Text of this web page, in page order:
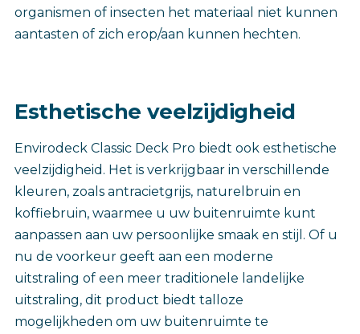
organismen of insecten het materiaal niet kunnen
aantasten of zich erop/aan kunnen hechten.
Esthetische veelzijdigheid
Envirodeck Classic Deck Pro biedt ook esthetische
veelzijdigheid. Het is verkrijgbaar in verschillende
kleuren, zoals antracietgrijs, naturelbruin en
koffiebruin, waarmee u uw buitenruimte kunt
aanpassen aan uw persoonlijke smaak en stijl. Of u
nu de voorkeur geeft aan een moderne
uitstraling of een meer traditionele landelijke
uitstraling, dit product biedt talloze
mogelijkheden om uw buitenruimte te